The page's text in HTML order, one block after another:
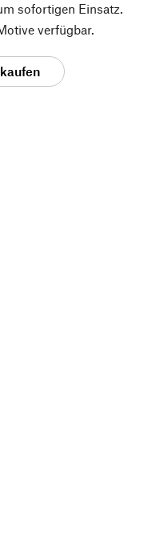
sofortigen Einsatz.
verfügbar.